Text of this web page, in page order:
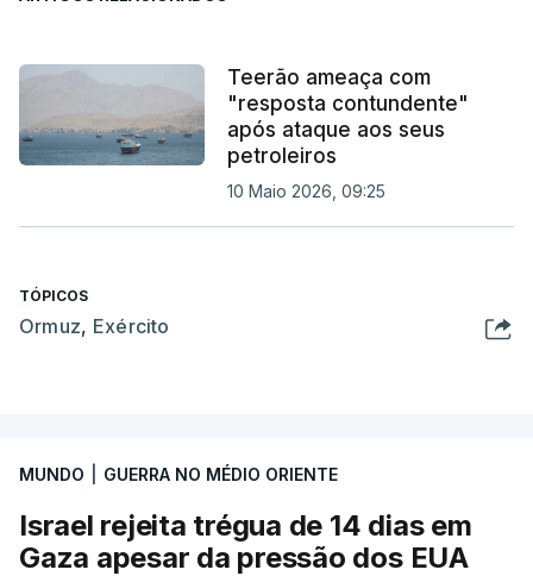
Teerão ameaça com
"resposta contundente"
após ataque aos seus
petroleiros
10 Maio 2026, 09:25
TÓPICOS
Ormuz, Exército
MUNDO GUERRA NO MÉDIO ORIENTE
Israel rejeita trégua de 14 dias em
Gaza apesar da pressão dos EUA